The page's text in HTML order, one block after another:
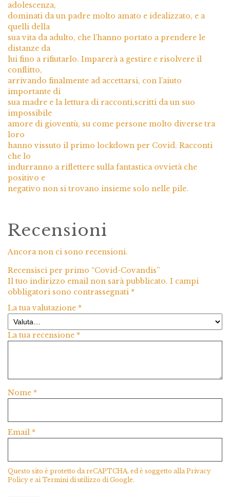
adolescenza,
dominati da un padre molto amato e idealizzato, e a
quelli della
sua vita da adulto, che l’hanno portato a prendere le
distanze da
lui fino a rifiutarlo. Imparerà a gestire e risolvere il
conflitto,
arrivando finalmente ad accettarsi, con l’aiuto
importante di
sua madre e la lettura di racconti,scritti da un suo
impossibile
amore di gioventù, su come persone molto diverse tra
loro
hanno vissuto il primo lockdown per Covid. Racconti
che lo
indurranno a riflettere sulla fantastica ovvietà che
positivo e
negativo non si trovano insieme solo nelle pile.
Recensioni
Ancora non ci sono recensioni.
Recensisci per primo “Covid-Covandis”
Il tuo indirizzo email non sarà pubblicato. I campi
obbligatori sono contrassegnati *
La tua valutazione *
La tua recensione *
Nome *
Email *
Questo sito è protetto da reCAPTCHA, ed è soggetto allaPrivacy
Policy e aiTermini di utilizzo di Google.